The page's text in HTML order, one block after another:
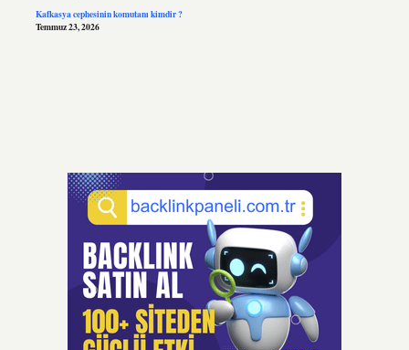
Kafkasya cephesinin komutanı kimdir ?
Temmuz 23, 2026